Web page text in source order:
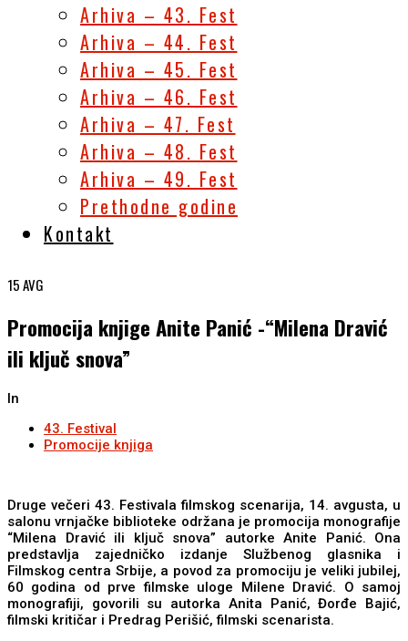
Arhiva – 43. Fest
Arhiva – 44. Fest
Arhiva – 45. Fest
Arhiva – 46. Fest
Arhiva – 47. Fest
Arhiva – 48. Fest
Arhiva – 49. Fest
Prethodne godine
Kontakt
15AVG
Promocija knjige Anite Panić -“Milena Dravić
ili ključ snova”
In
43. Festival
Promocije knjiga
Druge večeri 43. Festivala filmskog scenarija, 14. avgusta, u
salonu vrnjačke biblioteke održana je promocija monografije
“Milena Dravić ili ključ snova” autorke Anite Panić. Ona
predstavlja zajedničko izdanje Službenog glasnika i
Filmskog centra Srbije, a povod za promociju je veliki jubilej,
60 godina od prve filmske uloge Milene Dravić. O samoj
monografiji, govorili su autorka Anita Panić, Đorđe Bajić,
filmski kritičar i Predrag Perišić, filmski scenarista.